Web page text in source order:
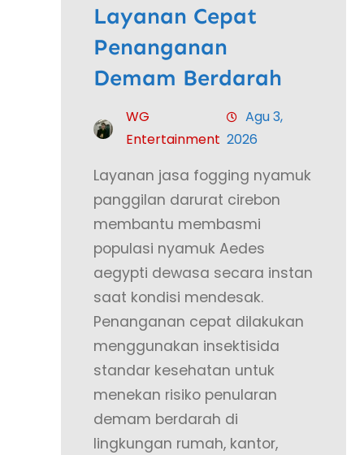
Layanan Cepat
Penanganan
Demam Berdarah
WG
Entertainment
Agu 3,
2026
Layanan jasa fogging nyamuk
panggilan darurat cirebon
membantu membasmi
populasi nyamuk Aedes
aegypti dewasa secara instan
saat kondisi mendesak.
Penanganan cepat dilakukan
menggunakan insektisida
standar kesehatan untuk
menekan risiko penularan
demam berdarah di
lingkungan rumah, kantor,